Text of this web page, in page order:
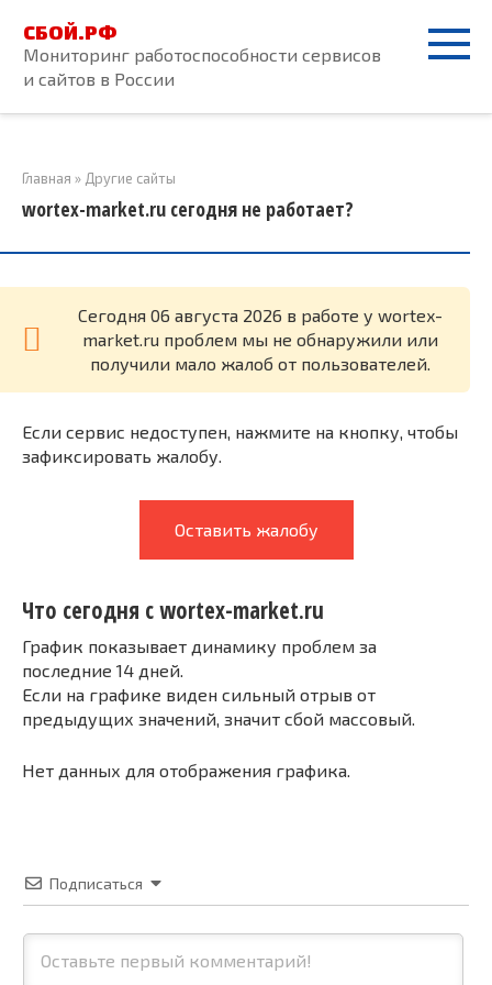
контенту
СБОЙ.РФ
Мониторинг работоспособности сервисов
и сайтов в России
Главная » Другие сайты
wortex-market.ru сегодня не работает?
Cегодня 06 августа 2026 в работе у wortex-
market.ru проблем мы не обнаружили или
получили мало жалоб от пользователей.
Если сервис недоступен, нажмите на кнопку, чтобы
зафиксировать жалобу.
Оставить жалобу
Что сегодня с wortex-market.ru
График показывает динамику проблем за
последние 14 дней.
Если на графике виден сильный отрыв от
предыдущих значений, значит сбой массовый.
Нет данных для отображения графика.
Подписаться